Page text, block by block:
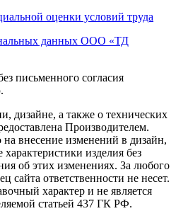
оценки условий труда
данных ООО «ТД
письменного согласия
дизайне, а также о технических
Производителем.
внесение изменений в дизайн,
изделия без
об этих изменениях. За любого
сайта ответственности не несет.
характер и не является
статьей 437 ГК РФ.